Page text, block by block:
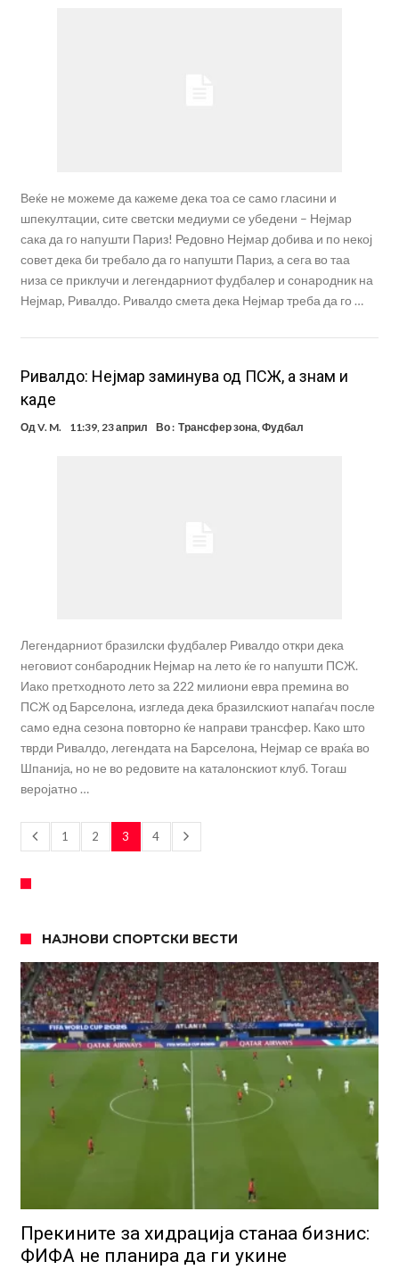
Веќе не можеме да кажеме дека тоа се само гласини и
шпекултации, сите светски медиуми се убедени – Нејмар
сака да го напушти Париз! Редовно Нејмар добива и по некој
совет дека би требало да го напушти Париз, а сега во таа
низа се приклучи и легендарниот фудбалер и сонародник на
Нејмар, Ривалдо. Ривалдо смета дека Нејмар треба да го …
Ривалдо: Нејмар заминува од ПСЖ, а знам и
каде
Од V. M. 11:39, 23 април Во : Трансфер зона Фудбал
Легендарниот бразилски фудбалер Ривалдо откри дека
неговиот сонбародник Нејмар на лето ќе го напушти ПСЖ.
Иако претходното лето за 222 милиони евра премина во
ПСЖ од Барселона, изгледа дека бразилскиот напаѓач после
само една сезона повторно ќе направи трансфер. Како што
тврди Ривалдо, легендата на Барселона, Нејмар се враќа во
Шпанија, но не во редовите на каталонскиот клуб. Тогаш
веројатно …
1 2 3 4
НАЈНОВИ СПОРТСКИ ВЕСТИ
Прекините за хидрација станаа бизнис:
ФИФА не планира да ги укине